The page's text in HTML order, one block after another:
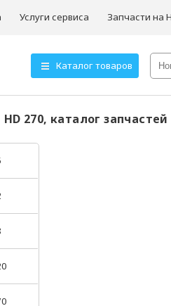
Услуги сервиса Запчасти на
Каталог товаров
Товары для ТО
Hyundai HD72
270, каталог